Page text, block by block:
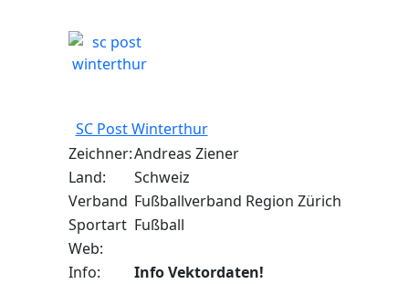
SC Post Winterthur
Zeichner:Andreas Ziener
Land:
Schweiz
Verband Fußballverband Region Zürich
Sportart Fußball
Web:
Info:
Info Vektordaten!